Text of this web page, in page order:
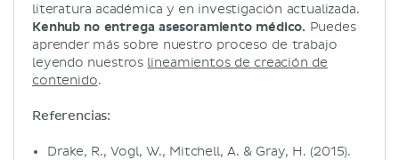
literatura académica y en investigación actualizada.
Kenhub no entrega asesoramiento médico. Puedes
aprender más sobre nuestro proceso de trabajo
leyendo nuestros lineamientos de creación de
contenido.
Referencias:
Drake, R., Vogl, W., Mitchell, A. & Gray, H. (2015).